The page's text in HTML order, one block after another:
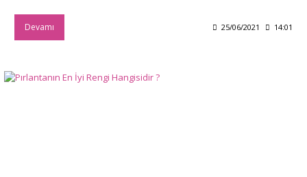
Devamı 25/06/2021 14:01